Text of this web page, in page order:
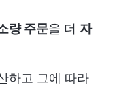
량 주문을 더 자
하고 그에 따라